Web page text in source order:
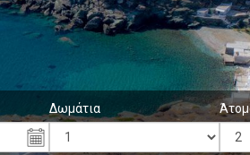
Δωμάτια